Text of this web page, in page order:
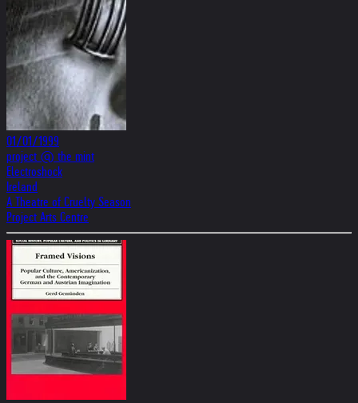
01/01/1999
project @ the mint
Electroshock
Ireland
A Theatre of Cruelty Season
Project Arts Centre